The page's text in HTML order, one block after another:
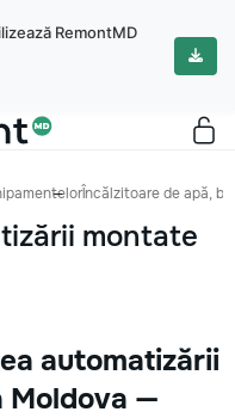
RemontMD
Încălzitoare de apă,
montate
automatizării
Moldova —